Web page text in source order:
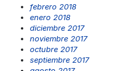
febrero 2018
enero 2018
diciembre 2017
noviembre 2017
octubre 2017
septiembre 2017